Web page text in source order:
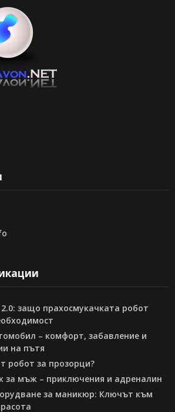
защо прахосмукачката робот
– комфорт, забавление и
на пътя
робот за прозорци?
за мъж – приключения и адреналин
за маникюр: Ключът към